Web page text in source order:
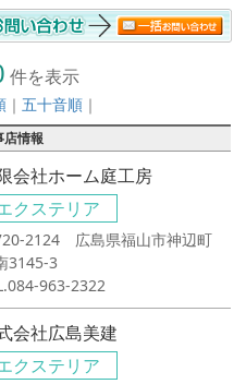
件を表示
｜五十音順 ｜
店情報
会社ホーム庭工房
クステリア
2124 広島県福山市神辺町
3145-3
963-2322
会社広島美建
クステリア